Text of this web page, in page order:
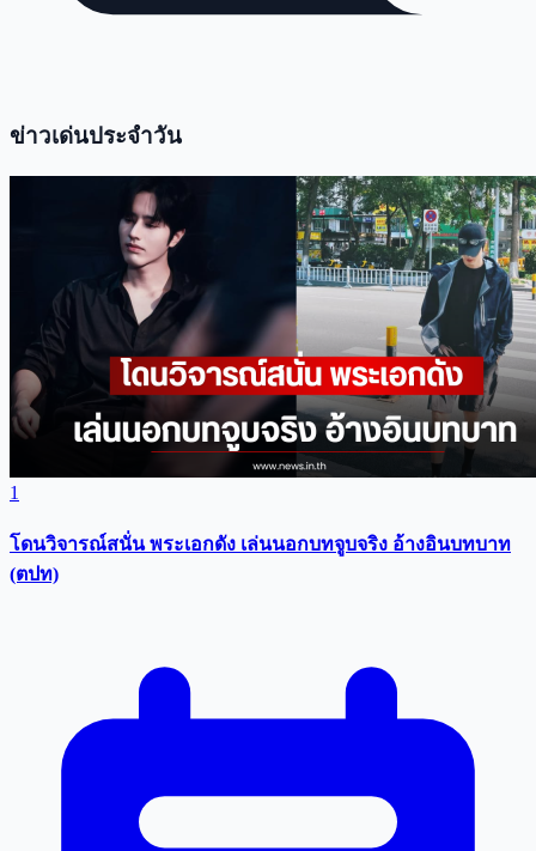
ข่าวเด่นประจำวัน
1
โดนวิจารณ์สนั่น พระเอกดัง เล่นนอกบทจูบจริง อ้างอินบทบาท
(ตปท)